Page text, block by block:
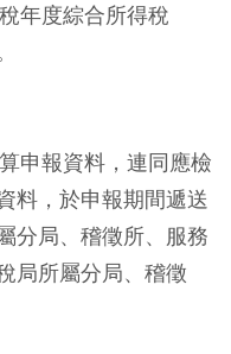
年度綜合所得稅
申報資料，連同應檢
料，於申報期間遞送
分局、稽徵所、服務
局所屬分局、稽徵